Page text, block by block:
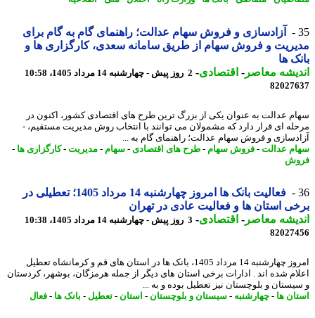
آزادسازی و فروش سهام عدالت؛ راهنمای گام به گام برای
و فروش سهام از طریق سامانه سعدی، کارگزاری ها و
ها
معاصر-اقتصادی-2 روز پیش - چهارشنبه 14 مرداد 1405، 10:58
عدالت به عنوان یکی از بزرگ ترین طرح های اقتصادی کشور، اکنون در
ای قرار دارد که مشمولان می توانند با انتخاب روش مدیریت مستقیم، -
و فروش سهام عدالت؛ راهنمای گام به ...
عدالت-فروش سهام-طرح های اقتصادی-سهام-مدیریت-کارگزاری ها -
فعالیت بانک ها امروز چهارشنبه 14 مرداد 1405؛ تعطیلی در
استان ها و فعالیت عادی در تهران
معاصر-اقتصادی-3 روز پیش - چهارشنبه 14 مرداد 1405، 10:38
امروز چهارشنبه 14 مرداد 1405، بانک ها در استان های قم و کرمانشاه تعطیل
شده اند . ادارات برخی استان های دیگر از جمله هرمزگان، بوشهر، کردستان
و بلوچستان نیز تعطیل بوده و به ...
ها- چهارشنبه-سیستان و بلوچستان-استان-تعطیل-بانک ها- فعال